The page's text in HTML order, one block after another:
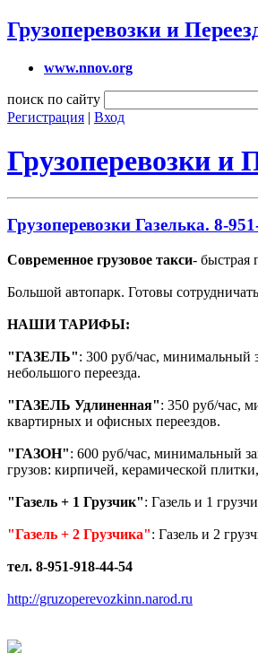
Грузоперевозки и
www.nnov.org
поиск по сайту
Регистрация | Вход
Грузоперевозки и
Грузоперевозки Газелька. 8-
Современное грузовое такси- быстрая
Большой автопарк. Готовы
НАШИ ТАРИФЫ:
"ГАЗЕЛЬ": 300 руб/час, минимальный
небольшого переезда.
"ГАЗЕЛЬ Удлиненная": 350 руб/час,
квартирных и офисных переездов.
"ГАЗОН": 600 руб/час, минимальный
грузов: кирпичей, керамической
"Газель + 1 Грузчик": Газель и 1
"Газель + 2 Грузчика": Газель и 2
тел. 8-951-918-44-54
http://gruzoperevozkinn.narod.ru